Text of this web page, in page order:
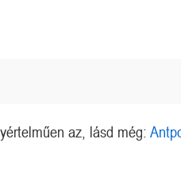
az, lásd még: